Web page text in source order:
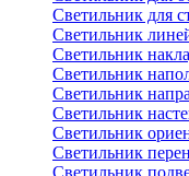
Светильник для
Светильник
Светильник
Светильник
Светильник
Светильник
Светильник
Светильник
Светильник